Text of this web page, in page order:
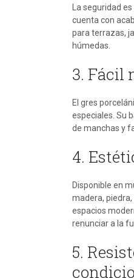
La seguridad
cuenta con
para terrazas,
húmedas.
3. Fácil
El gres
especiales. Su
de manchas y
4.
Disponible en
madera,
espacios
renunciar a la
5.